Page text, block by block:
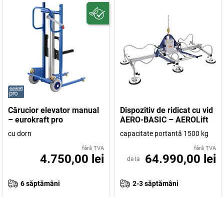
Cărucior elevator manual
– eurokraft pro
cu dorn
fără TVA
4.750,00 lei
6 săptămâni
Dispozitiv de ridicat cu vid
AERO-BASIC – AEROLift
capacitate portantă 1500 kg
fără TVA
de la 64.990,00 lei
2-3 săptămâni